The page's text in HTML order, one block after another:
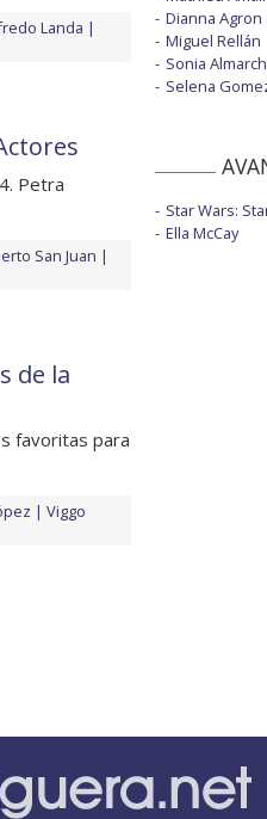
Landa
Petra
San Juan
de la
favoritas para
Viggo
Dianna Agron
Miguel Rellán
Sonia
Selena
Star Wars:
Ella McCay